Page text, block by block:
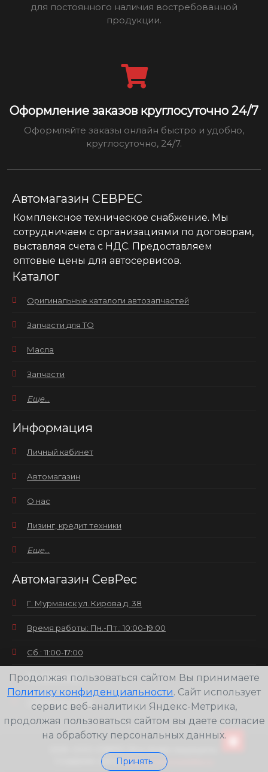
для постоянного наличия востребованной
продукции.
Оформление заказов круглосуточно 24/7
Оформляйте заказы онлайн быстро и удобно,
круглосуточно, 24/7.
Автомагазин СЕВРЕС
Комплексное техническое снабжение. Мы
сотрудничаем с организациями по договорам,
выставляя счета с НДС. Предоставляем
оптовые цены для автосервисов.
Каталог
Оригинальные каталоги автозапчастей
Запчасти для ТО
Масла
Запчасти
Еще...
Информация
Личный кабинет
Автомагазин
О нас
Лизинг, кредит техники
Еще...
Автомагазин СевРес
Г. Мурманск ул. Кирова д. 38
Время работы: Пн.-Пт.: 10:00-19:00
Сб.: 11:00-17:00
Вс.: выходной
+7(8152) 25-30-58
Создание сайтаWeb-студия pixelate.ru
Продолжая пользоваться сайтом Вы принимаете
Политику конфиденциальности. Сайт использует
сервис веб-аналитики Яндекс-Метрика,
продолжая пользоваться сайтом вы даете согласие
на обработку персональных данных.
Принять